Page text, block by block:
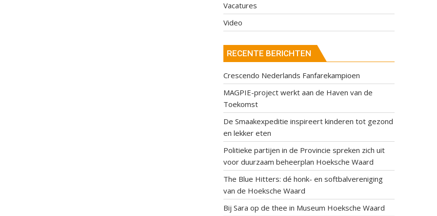
Vacatures
Video
RECENTE BERICHTEN
Crescendo Nederlands Fanfarekampioen
MAGPIE-project werkt aan de Haven van de
Toekomst
De Smaakexpeditie inspireert kinderen tot gezond
en lekker eten
Politieke partijen in de Provincie spreken zich uit
voor duurzaam beheerplan Hoeksche Waard
The Blue Hitters: dé honk- en softbalvereniging
van de Hoeksche Waard
Bij Sara op de thee in Museum Hoeksche Waard